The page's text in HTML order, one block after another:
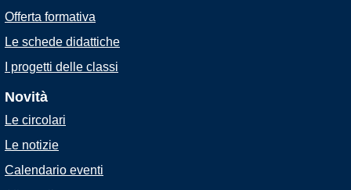
Offerta formativa
Le schede didattiche
I progetti delle classi
Novità
Le circolari
Le notizie
Calendario eventi